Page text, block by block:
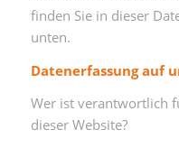
finden Sie in dieser
unten.
Datenerfassung auf
Wer ist verantwortlich
dieser Website?